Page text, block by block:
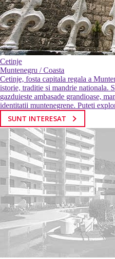
Cetinje
Muntenegru / Coasta
Cetinje, fosta capitala regala a
istorie, traditie si mandrie nationala.
gazduieste ambasade grandioase,
identitatii muntenegrene. Puteti
SUNT INTERESAT